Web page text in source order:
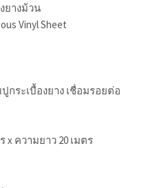
ยางม้วน
Vinyl Sheet
กระเบื้องยาง เชื่อมรอยต่อ
x ความยาว 20 เมตร